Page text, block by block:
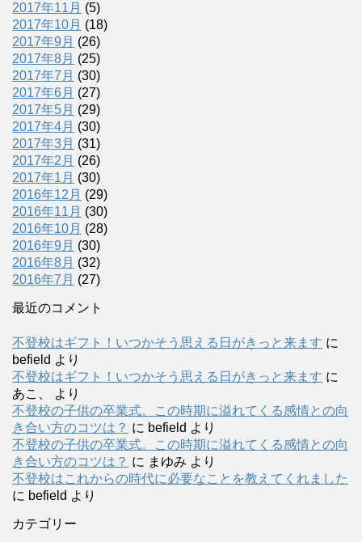
2017年11月 (5)
2017年10月 (18)
2017年9月 (26)
2017年8月 (25)
2017年7月 (30)
2017年6月 (27)
2017年5月 (29)
2017年4月 (30)
2017年3月 (31)
2017年2月 (26)
2017年1月 (30)
2016年12月 (29)
2016年11月 (30)
2016年10月 (28)
2016年9月 (30)
2016年8月 (32)
2016年7月 (27)
最近のコメント
不登校はギフト！いつかそう思える日がきっと来ます に
befield より
不登校はギフト！いつかそう思える日がきっと来ます に
あこ、
より
不登校の子供の卒業式。この時期に溢れてくる感情との向
き合い方のコツは？ に befield より
不登校の子供の卒業式。この時期に溢れてくる感情との向
き合い方のコツは？ に まゆみ より
不登校はこれからの時代に必要なことを教えてくれました
に befield より
カテゴリー